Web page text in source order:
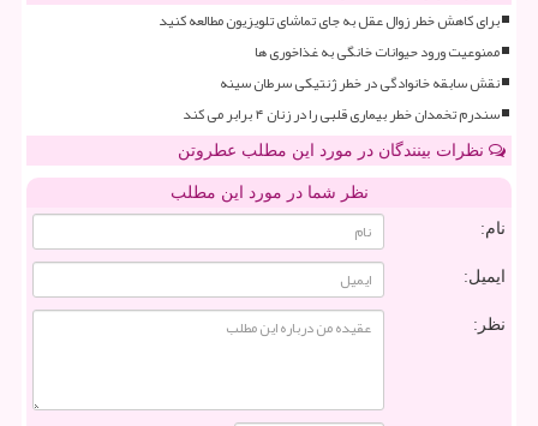
برای کاهش خطر زوال عقل به جای تماشای تلویزیون مطالعه کنید
ممنوعیت ورود حیوانات خانگی به غذاخوری ها
نقش سابقه خانوادگی در خطر ژنتیکی سرطان سینه
سندرم تخمدان خطر بیماری قلبی را در زنان ۴ برابر می کند
نظرات بینندگان در مورد این مطلب عطروتن
نظر شما در مورد این مطلب
نام:
ایمیل:
نظر: